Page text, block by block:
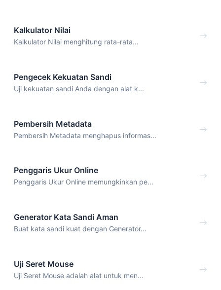
Kalkulator Nilai
Kalkulator Nilai menghitung rata-rata...
Pengecek Kekuatan Sandi
Uji kekuatan sandi Anda dengan alat k...
Pembersih Metadata
Pembersih Metadata menghapus informas...
Penggaris Ukur Online
Penggaris Ukur Online memungkinkan pe...
Generator Kata Sandi Aman
Buat kata sandi kuat dengan Generator...
Uji Seret Mouse
Uji Seret Mouse adalah alat untuk men...